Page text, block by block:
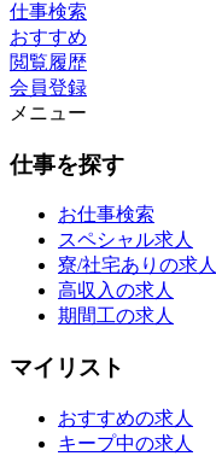
仕事検索
おすすめ
閲覧履歴
会員登録
メニュー
仕事を探す
お仕事検索
スペシャル求人
寮/社宅ありの求人
高収入の求人
期間工の求人
マイリスト
おすすめの求人
キープ中の求人